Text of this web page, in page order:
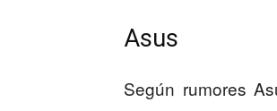
Asus
Según rumores